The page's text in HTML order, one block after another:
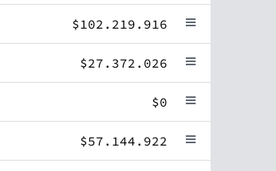
$102.219.916
$27.372.026
$0
$57.144.922